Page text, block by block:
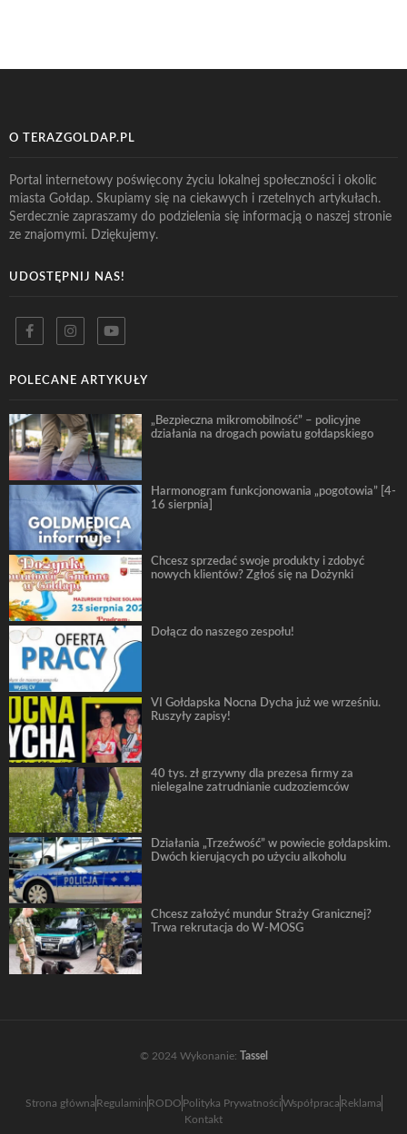
O TERAZGOLDAP.PL
Portal internetowy poświęcony życiu lokalnej społeczności i okolic
miasta Gołdap. Skupiamy się na ciekawych i rzetelnych artykułach.
Serdecznie zapraszamy do podzielenia się informacją o naszej stronie
ze znajomymi. Dziękujemy.
UDOSTĘPNIJ NAS!
POLECANE ARTYKUŁY
„Bezpieczna mikromobilność” – policyjne
działania na drogach powiatu gołdapskiego
Harmonogram funkcjonowania „pogotowia” [4-
16 sierpnia]
Chcesz sprzedać swoje produkty i zdobyć
nowych klientów? Zgłoś się na Dożynki
Dołącz do naszego zespołu!
VI Gołdapska Nocna Dycha już we wrześniu.
Ruszyły zapisy!
40 tys. zł grzywny dla prezesa firmy za
nielegalne zatrudnianie cudzoziemców
Działania „Trzeźwość” w powiecie gołdapskim.
Dwóch kierujących po użyciu alkoholu
Chcesz założyć mundur Straży Granicznej?
Trwa rekrutacja do W-MOSG
© 2024 Wykonanie: Tassel
Strona główna Regulamin RODO Polityka PrywatnościWspółpraca Reklama
Kontakt